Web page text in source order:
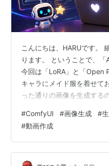
こんにちは、HARUです。
ります。 ということで、「
今回は「LoRA」と「Open
キャラにメイド服を着せて
った通りの画像を生成する
ChatGPT、Gemini 音声生
Filmora 投稿を始めて1ヶ月
になりました。ﾊﾟﾁﾊﾟﾁﾊﾟﾁ
が、低スペックPCでの
#ComfyUI #画像生成 #
#動画作成